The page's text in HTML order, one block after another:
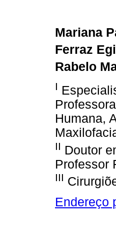
Mariana
Ferraz
Rabelo
I
Humana,
II Doutor
Professor
III
Endereço